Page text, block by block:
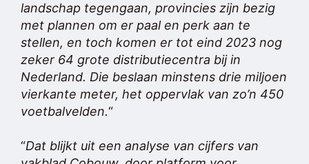
landschap tegengaan, provincies zijn bezig
met plannen om er paal en perk aan te
stellen, en toch komen er tot eind 2023 nog
zeker 64 grote distributiecentra bij in
Nederland. Die beslaan minstens drie miljoen
vierkante meter, het oppervlak van zo’n 450
voetbalvelden.“
“Dat blijkt uit een analyse van cijfers van